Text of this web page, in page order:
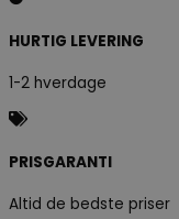
HURTIG LEVERING
1-2 hverdage
PRISGARANTI
Altid de bedste priser